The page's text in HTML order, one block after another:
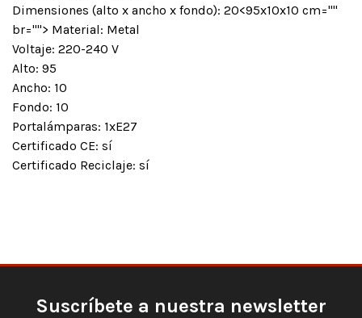
Dimensiones (alto x ancho x fondo): 20<95x10x10 cm=""
br=""> Material: Metal
Voltaje: 220-240 V
Alto: 95
Ancho: 10
Fondo: 10
Portalámparas: 1xE27
Certificado CE: sí
Certificado Reciclaje: sí
Suscríbete a nuestra newsletter